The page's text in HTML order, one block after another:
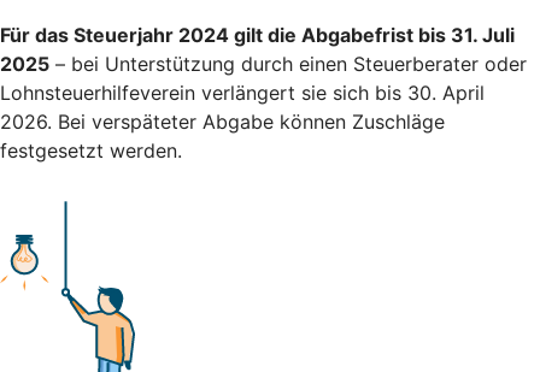
Für das Steuerjahr 2024 gilt die Abgabefrist bis 31. Juli
2025 – bei Unterstützung durch einen Steuerberater oder
Lohnsteuerhilfeverein verlängert sie sich bis 30. April
2026. Bei verspäteter Abgabe können Zuschläge
festgesetzt werden.